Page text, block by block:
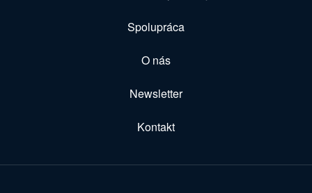
Spolupráca
O nás
Newsletter
Kontakt